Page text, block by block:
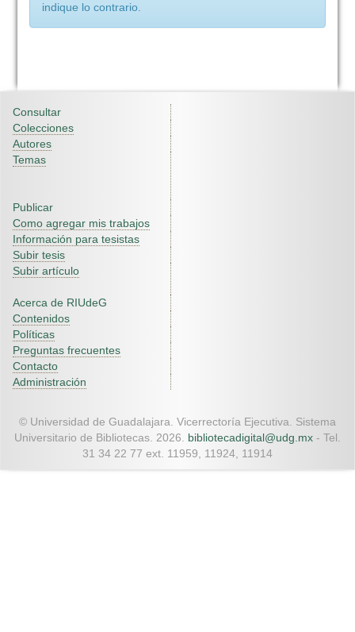
indique lo contrario.
Consultar
Colecciones
Autores
Temas
Publicar
Como agregar mis trabajos
Información para tesistas
Subir tesis
Subir artículo
Acerca de RIUdeG
Contenidos
Políticas
Preguntas frecuentes
Contacto
Administración
© Universidad de Guadalajara. Vicerrectoría Ejecutiva. Sistema
Universitario de Bibliotecas. 2026. bibliotecadigital@udg.mx - Tel.
31 34 22 77 ext. 11959, 11924, 11914